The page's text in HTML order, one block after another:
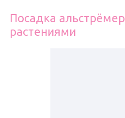
Посадка
растениями